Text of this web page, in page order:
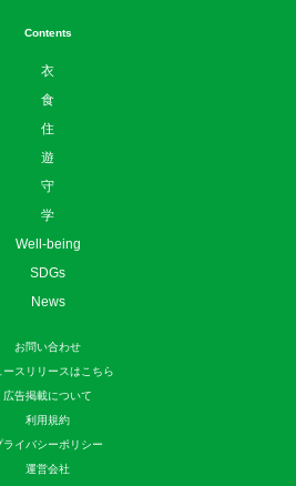
Contents
衣
食
住
遊
守
学
Well-being
SDGs
News
お問い合わせ
ースリリースはこちら
広告掲載について
利用規約
ライバシーポリシー
運営会社